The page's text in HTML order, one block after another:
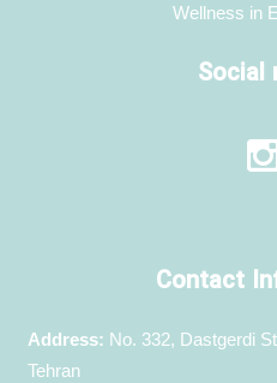
Wellness in
Social
Contact
Address: No. 332, Dastgerdi
Tehran